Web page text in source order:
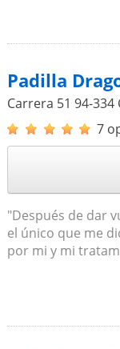
Padilla
Carrera 51 94-334
7
"Después de dar
el único que me
por mi y mi